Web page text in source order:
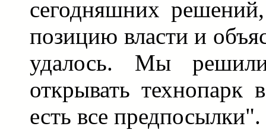
сегодняшних
позицию власти и
удалось. Мы
открывать технопарк
есть все предпосылки".